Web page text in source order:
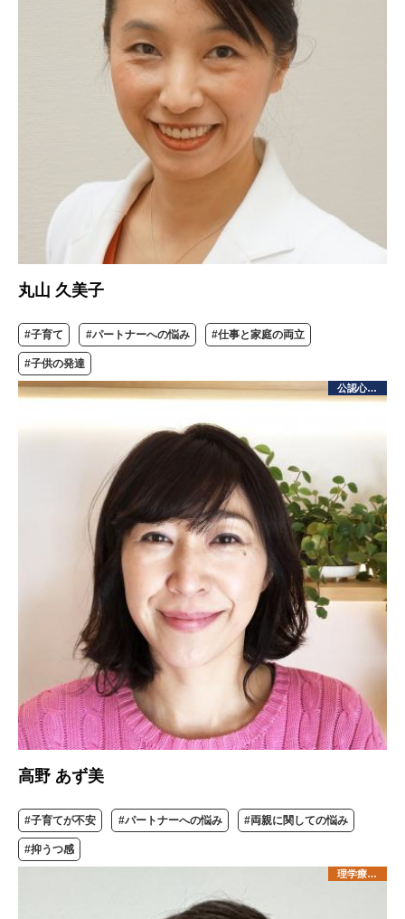
丸山 久美子
#子育て #パートナーへの悩み #仕事と家庭の両立
#子供の発達
公認心理師
高野 あず美
#子育てが不安 #パートナーへの悩み #両親に関しての悩み
#抑うつ感
理学療法士